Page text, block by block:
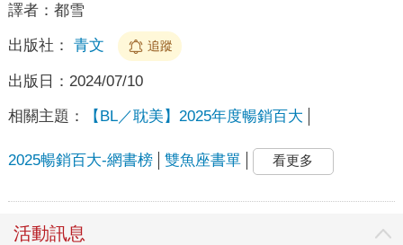
譯者： 都雪
出版社： 青文 追蹤
出版日： 2024/07/10
相關主題： 【BL／耽美】2025年度暢銷百大
2025暢銷百大-網書榜 雙魚座書單 看更多
活動訊息